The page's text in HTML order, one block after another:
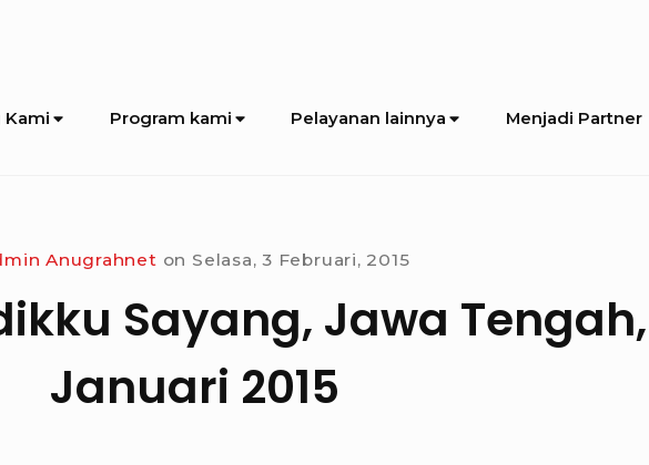
Kami Program kami Pelayanan lainnya Menjadi Partner
Anugrahnet on Selasa, 3 Februari, 2015
Sayang, Jawa
Januari 2015